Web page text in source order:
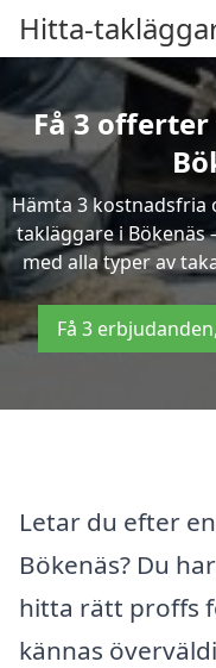
Hitta-
Få 3
Hämta 3 kostnadsfria
takläggare i Bökenäs
med alla typer av
Få 3
Letar du efter
Bökenäs? Du
hitta rätt proffs
kännas